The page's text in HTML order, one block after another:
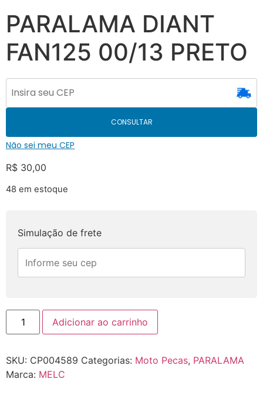
PARALAMA DIANT
FAN125 00/13 PRETO
CONSULTAR
Não sei meu CEP
R$ 30,00
48 em estoque
Simulação de frete
Adicionar ao carrinho
SKU: CP004589 Categorias: Moto Pecas, PARALAMA
Marca: MELC